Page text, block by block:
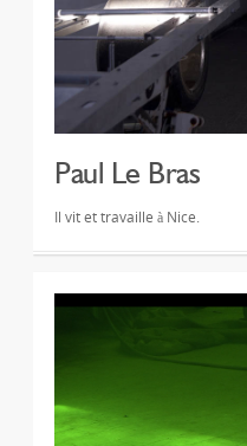
Paul Le Bras
Il vit et travaille à Nice.